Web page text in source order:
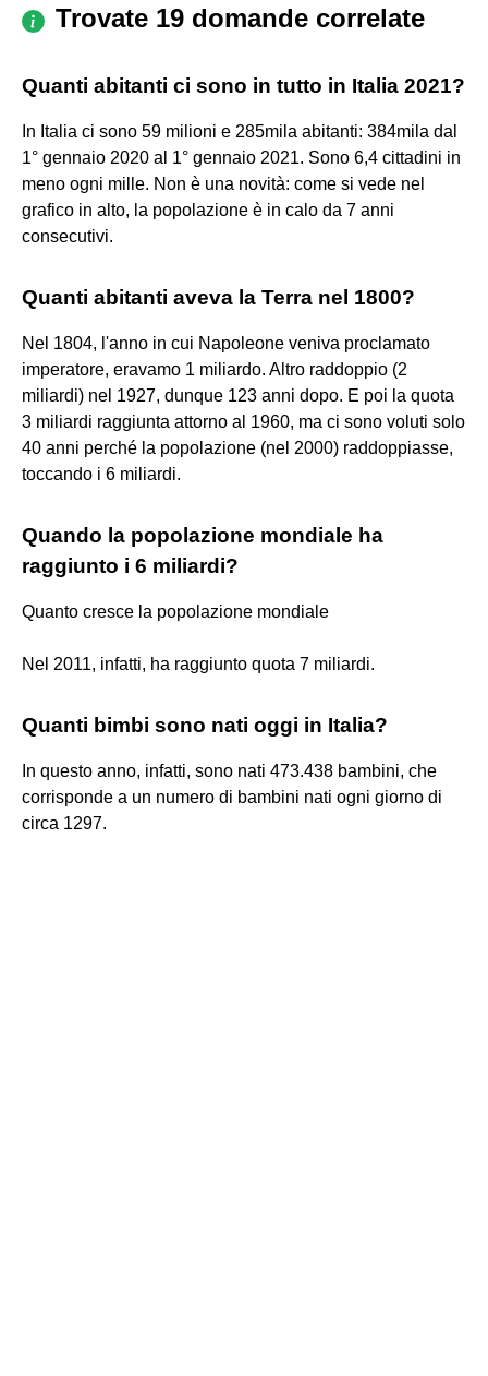
Trovate 19 domande correlate
Quanti abitanti ci sono in tutto in Italia 2021?
In Italia ci sono 59 milioni e 285mila abitanti: 384mila dal
1° gennaio 2020 al 1° gennaio 2021. Sono 6,4 cittadini in
meno ogni mille. Non è una novità: come si vede nel
grafico in alto, la popolazione è in calo da 7 anni
consecutivi.
Quanti abitanti aveva la Terra nel 1800?
Nel 1804, l'anno in cui Napoleone veniva proclamato
imperatore, eravamo 1 miliardo. Altro raddoppio (2
miliardi) nel 1927, dunque 123 anni dopo. E poi la quota
3 miliardi raggiunta attorno al 1960, ma ci sono voluti solo
40 anni perché la popolazione (nel 2000) raddoppiasse,
toccando i 6 miliardi.
Quando la popolazione mondiale ha
raggiunto i 6 miliardi?
Quanto cresce la popolazione mondiale
Nel 2011, infatti, ha raggiunto quota 7 miliardi.
Quanti bimbi sono nati oggi in Italia?
In questo anno, infatti, sono nati 473.438 bambini, che
corrisponde a un numero di bambini nati ogni giorno di
circa 1297.